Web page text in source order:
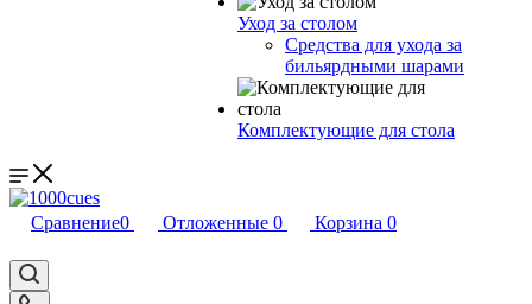
Уход за столом
Средства для ухода за
бильярдными шарами
Комплектующие для стола
Сравнение0 Отложенные 0 Корзина 0